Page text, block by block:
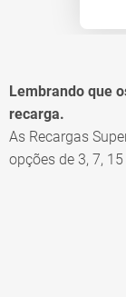
Lembrando que
recarga.
As Recargas
opções de 3, 7,